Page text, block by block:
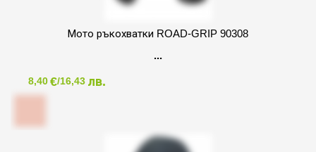
Мото ръкохватки ROAD-GRIP 90308
8,40€/16,43 лв.